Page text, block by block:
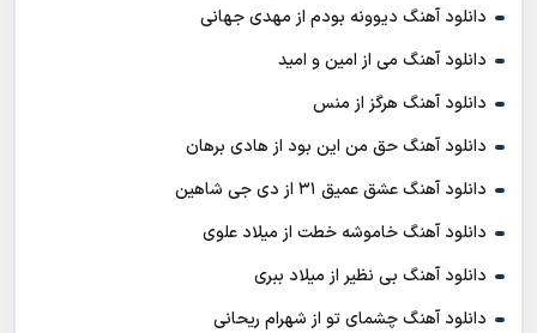
دانلود آهنگ دیوونه بودم از مهدی جهانی
دانلود آهنگ می از امین و امید
دانلود آهنگ هرگز از منس
دانلود آهنگ حق من این بود از هادی برهان
دانلود آهنگ عشق عمیق ۳۱ از دی جی شاهین
دانلود آهنگ خاموشه خطت از میلاد علوی
دانلود آهنگ بی نظیر از میلاد ببری
دانلود آهنگ چشمای تو از شهرام ریحانی